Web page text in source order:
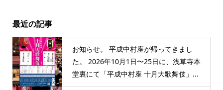
最近の記事
お知らせ。 平成中村座が帰ってきまし
た。 2026年10月1日〜25日に、浅草寺本
堂裏にて「平成中村座 十月大歌舞伎」...